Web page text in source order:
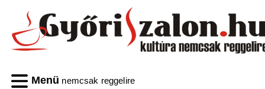
Menü nemcsak reggelire